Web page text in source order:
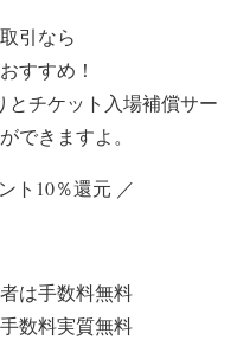
引なら
すすめ！
チケット入場補償サー
できますよ。
ト10％還元 ／
は手数料無料
数料実質無料